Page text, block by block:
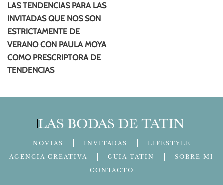
LAS TENDENCIAS PARA LAS
INVITADAS QUE NOS SON
ESTRICTAMENTE DE
VERANO CON PAULA MOYA
COMO PRESCRIPTORA DE
TENDENCIAS
NOVIAS INVITADAS
LIFESTYLE
AGENCIA CREATIVA
GUÍA TATÍN
SOBRE MÍ
CONTACTO